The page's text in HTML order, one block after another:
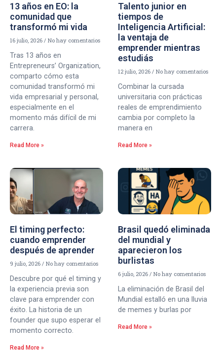
13 años en EO: la
comunidad que
transformó mi vida
16 julio, 2026 No hay comentarios
Tras 13 años en
Entrepreneurs’ Organization,
comparto cómo esta
comunidad transformó mi
vida empresarial y personal,
especialmente en el
momento más difícil de mi
carrera.
Read More »
Talento junior en
tiempos de
Inteligencia Artificial:
la ventaja de
emprender mientras
estudiás
12 julio, 2026 No hay comentarios
Combinar la cursada
universitaria con prácticas
reales de emprendimiento
cambia por completo la
manera en
Read More »
El timing perfecto:
cuando emprender
después de aprender
9 julio, 2026 No hay comentarios
Descubre por qué el timing y
la experiencia previa son
clave para emprender con
éxito. La historia de un
founder que supo esperar el
momento correcto.
Read More »
Brasil quedó eliminada
del mundial y
aparecieron los
burlistas
6 julio, 2026 No hay comentarios
La eliminación de Brasil del
Mundial estalló en una lluvia
de memes y burlas por
Read More »